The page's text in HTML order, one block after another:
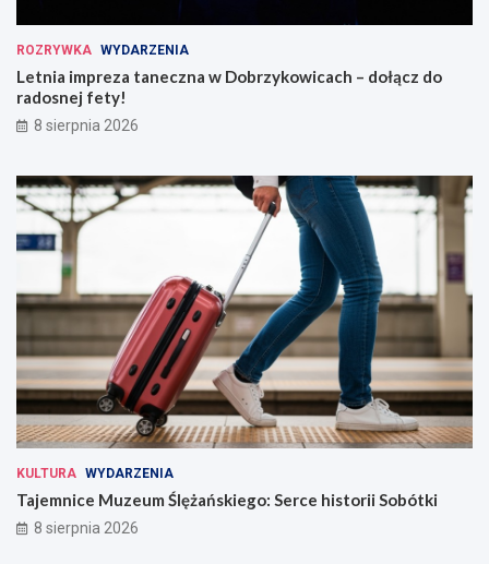
ROZRYWKA WYDARZENIA
Letnia impreza taneczna w Dobrzykowicach – dołącz do
radosnej fety!
8 sierpnia 2026
KULTURA WYDARZENIA
Tajemnice Muzeum Ślężańskiego: Serce historii Sobótki
8 sierpnia 2026